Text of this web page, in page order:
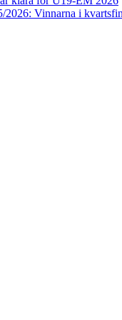
2026: Vinnarna i